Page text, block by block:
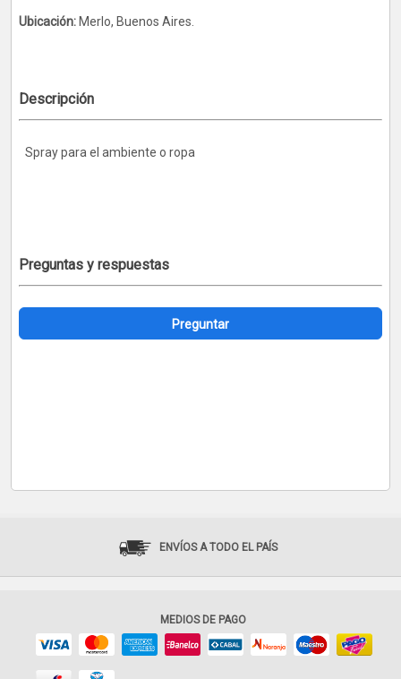
Ubicación: Merlo, Buenos Aires.
Descripción
Spray para el ambiente o ropa
Preguntas y respuestas
Preguntar
ENVÍOS A TODO EL PAÍS
MEDIOS DE PAGO